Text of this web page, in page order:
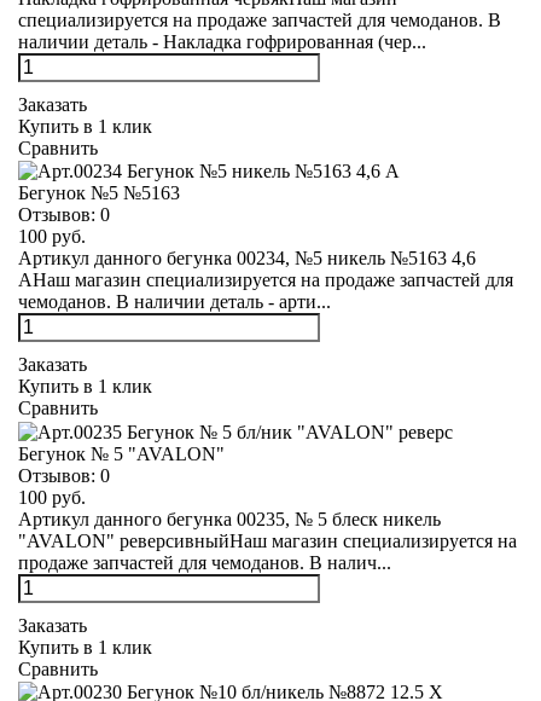
специализируется на продаже запчастей для чемоданов. В
наличии деталь - Накладка гофрированная (чер...
Заказать
Купить в 1 клик
Сравнить
Бегунок №5 №5163
Отзывов: 0
100 руб.
Артикул данного бегунка 00234, №5 никель №5163 4,6
АНаш магазин специализируется на продаже запчастей для
чемоданов. В наличии деталь - арти...
Заказать
Купить в 1 клик
Сравнить
Бегунок № 5 "AVALON"
Отзывов: 0
100 руб.
Артикул данного бегунка 00235, № 5 блеск никель
"AVALON" реверсивныйНаш магазин специализируется на
продаже запчастей для чемоданов. В налич...
Заказать
Купить в 1 клик
Сравнить